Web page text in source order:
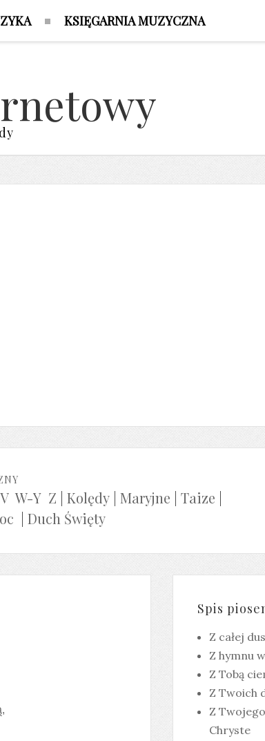
KSIĘGARNIA MUZYCZNA
W-Y Z Kolędy| Maryjne Taize
Duch Święty
Spis
Z całej
Z hymnu
Z Tobą
Z Twoich
Z
Chryste